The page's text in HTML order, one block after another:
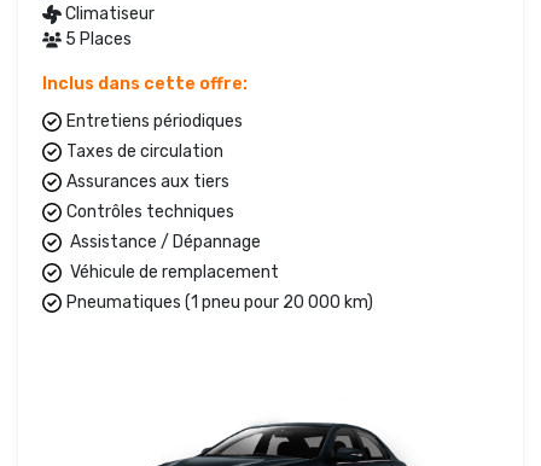
Climatiseur
5 Places
Inclus dans cette offre:
Entretiens périodiques
Taxes de circulation
Assurances aux tiers
Contrôles techniques
Assistance / Dépannage
Véhicule de remplacement
Pneumatiques (1 pneu pour 20 000 km)